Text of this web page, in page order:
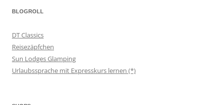
BLOGROLL
DT Classics
Reisezäpfchen
Sun Lodges Glamping
Urlaubssprache mit Expresskurs lernen (*)